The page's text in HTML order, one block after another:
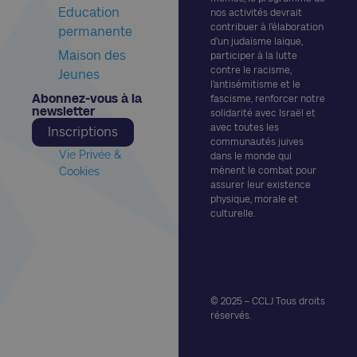
nos activités devrait
contribuer à l’élaboration
d’un judaïsme laïque,
participer à la lutte
contre le racisme,
l’antisémitisme et le
fascisme, renforcer notre
solidarité avec Israël et
avec toutes les
communautés juives
dans le monde qui
mènent le combat pour
assurer leur existence
physique, morale et
culturelle.
© 2025 – CCLJ Tous droits
réservés.
Education
permanente
Maison des
Jeunes
Abonnez-vous à la
newsletter​
Inscriptions
Vie Privée &
Cookies